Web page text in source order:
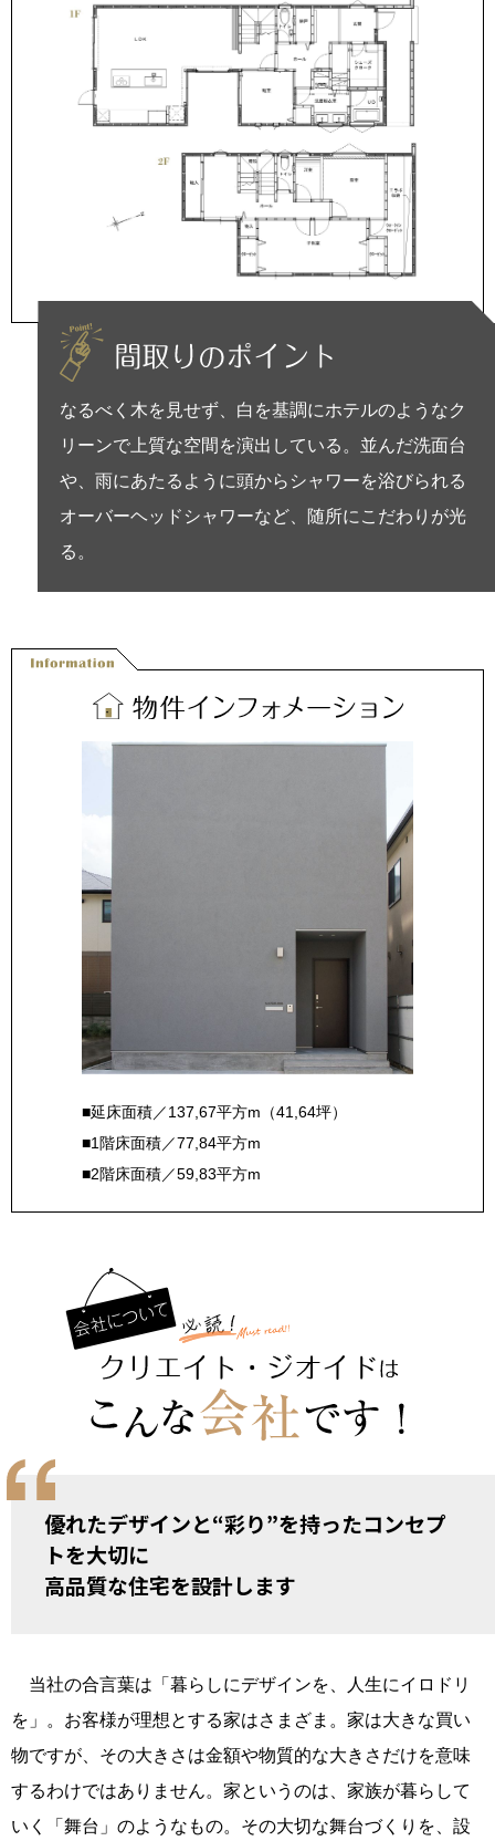
なるべく木を見せず、白を基調にホテルのようなク
リーンで上質な空間を演出している。並んだ洗面台
や、雨にあたるように頭からシャワーを浴びられる
オーバーヘッドシャワーなど、随所にこだわりが光
る。
■延床面積／137,67平方m（41,64坪）
■1階床面積／77,84平方m
■2階床面積／59,83平方m
優れたデザインと“彩り”を持ったコンセプ
トを大切に
高品質な住宅を設計します
当社の合言葉は「暮らしにデザインを、人生にイロドリ
を」。お客様が理想とする家はさまざま。家は大きな買い
物ですが、その大きさは金額や物質的な大きさだけを意味
するわけではありません。家というのは、家族が暮らして
いく「舞台」のようなもの。その大切な舞台づくりを、設